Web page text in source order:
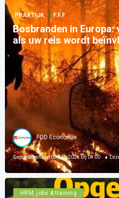
PRAKTIJK F.F.F.
Bosbranden in
als uw reis wordt
FOD Economie
Gepubliceerd op06 Aug 2026 bij 04:00
HRM, jobs & training